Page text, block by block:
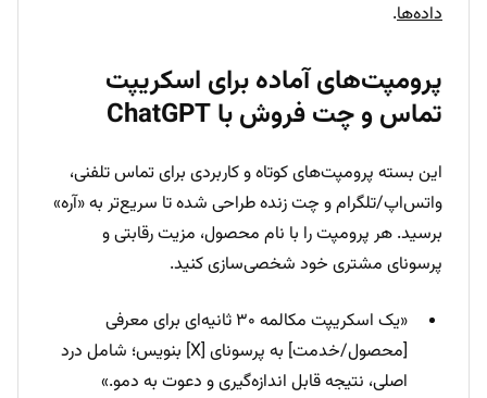
داده‌ها.
پرومپت‌های آماده برای اسکریپت
تماس و چت فروش با ChatGPT
این بسته پرومپت‌های کوتاه و کاربردی برای تماس تلفنی،
واتس‌اپ/تلگرام و چت زنده طراحی شده تا سریع‌تر به «آره»
برسید. هر پرومپت را با نام محصول، مزیت رقابتی و
پرسونای مشتری خود شخصی‌سازی کنید.
«یک اسکریپت مکالمه ۳۰ ثانیه‌ای برای معرفی
[محصول/خدمت] به پرسونای [X] بنویس؛ شامل درد
اصلی، نتیجه قابل اندازه‌گیری و دعوت به دمو.»